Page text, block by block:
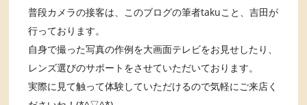
普段カメラの接客は、このブログの筆者takuこと、吉田が
行っております。
自身で撮った写真の作例を大画面テレビをお見せしたり、
レンズ選びのサポートをさせていただいております。
実際に見て触って体験していただけるので気軽にご来店く